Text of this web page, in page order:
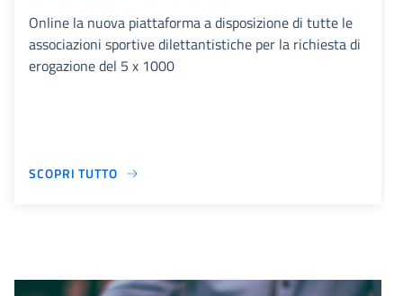
Online la nuova piattaforma a disposizione di tutte le
associazioni sportive dilettantistiche per la richiesta di
erogazione del 5 x 1000
SCOPRI TUTTO